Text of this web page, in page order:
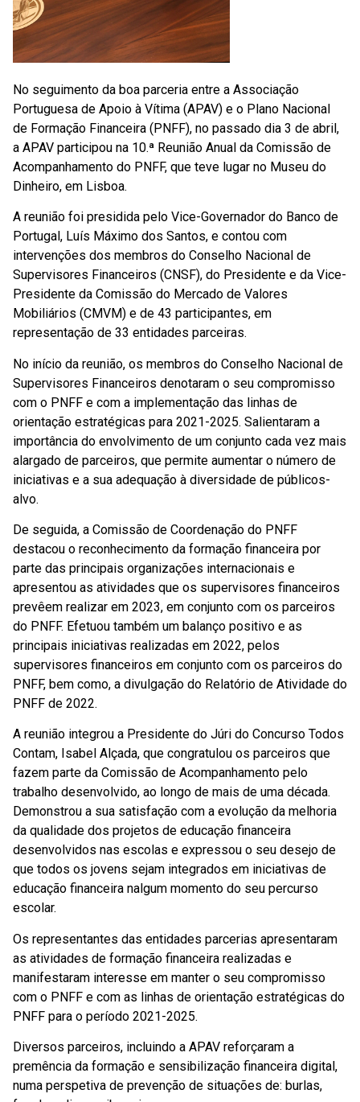
No seguimento da boa parceria entre a Associação
Portuguesa de Apoio à Vítima (APAV) e o Plano Nacional
de Formação Financeira (PNFF), no passado dia 3 de abril,
a APAV participou na 10.ª Reunião Anual da Comissão de
Acompanhamento do PNFF, que teve lugar no Museu do
Dinheiro, em Lisboa.
A reunião foi presidida pelo Vice-Governador do Banco de
Portugal, Luís Máximo dos Santos, e contou com
intervenções dos membros do Conselho Nacional de
Supervisores Financeiros (CNSF), do Presidente e da Vice-
Presidente da Comissão do Mercado de Valores
Mobiliários (CMVM) e de 43 participantes, em
representação de 33 entidades parceiras.
No início da reunião, os membros do Conselho Nacional de
Supervisores Financeiros denotaram o seu compromisso
com o PNFF e com a implementação das linhas de
orientação estratégicas para 2021-2025. Salientaram a
importância do envolvimento de um conjunto cada vez mais
alargado de parceiros, que permite aumentar o número de
iniciativas e a sua adequação à diversidade de públicos-
alvo.
De seguida, a Comissão de Coordenação do PNFF
destacou o reconhecimento da formação financeira por
parte das principais organizações internacionais e
apresentou as atividades que os supervisores financeiros
prevêem realizar em 2023, em conjunto com os parceiros
do PNFF. Efetuou também um balanço positivo e as
principais iniciativas realizadas em 2022, pelos
supervisores financeiros em conjunto com os parceiros do
PNFF, bem como, a divulgação do Relatório de Atividade do
PNFF de 2022.
A reunião integrou a Presidente do Júri do Concurso Todos
Contam, Isabel Alçada, que congratulou os parceiros que
fazem parte da Comissão de Acompanhamento pelo
trabalho desenvolvido, ao longo de mais de uma década.
Demonstrou a sua satisfação com a evolução da melhoria
da qualidade dos projetos de educação financeira
desenvolvidos nas escolas e expressou o seu desejo de
que todos os jovens sejam integrados em iniciativas de
educação financeira nalgum momento do seu percurso
escolar.
Os representantes das entidades parcerias apresentaram
as atividades de formação financeira realizadas e
manifestaram interesse em manter o seu compromisso
com o PNFF e com as linhas de orientação estratégicas do
PNFF para o período 2021-2025.
Diversos parceiros, incluindo a APAV reforçaram a
premência da formação e sensibilização financeira digital,
numa perspetiva de prevenção de situações de: burlas,